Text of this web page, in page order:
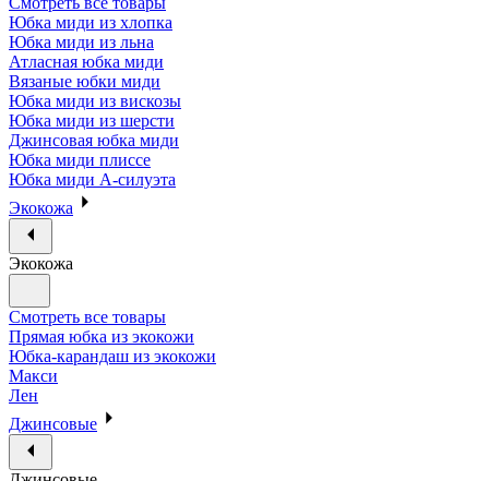
Юбка миди из хлопка
Юбка миди из льна
Атласная юбка миди
Вязаные юбки миди
Юбка миди из вискозы
Юбка миди из шерсти
Джинсовая юбка миди
Юбка миди плиссе
Юбка миди А-силуэта
Экокожа
Экокожа
Смотреть все товары
Прямая юбка из экокожи
Юбка-карандаш из экокожи
Макси
Лен
Джинсовые